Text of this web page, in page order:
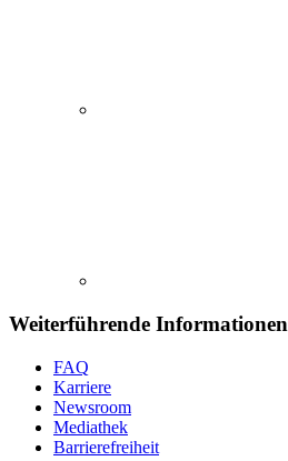
Weiterführende Informationen
FAQ
Karriere
Newsroom
Mediathek
Barrierefreiheit